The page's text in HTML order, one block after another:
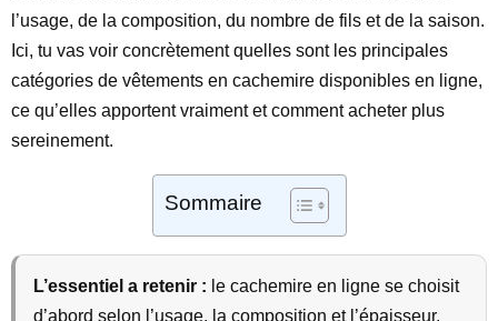
l’usage, de la composition, du nombre de fils et de la saison.
Ici, tu vas voir concrètement quelles sont les principales
catégories de vêtements en cachemire disponibles en ligne,
ce qu’elles apportent vraiment et comment acheter plus
sereinement.
Sommaire
L’essentiel a retenir : le cachemire en ligne se choisit
d’abord selon l’usage, la composition et l’épaisseur.